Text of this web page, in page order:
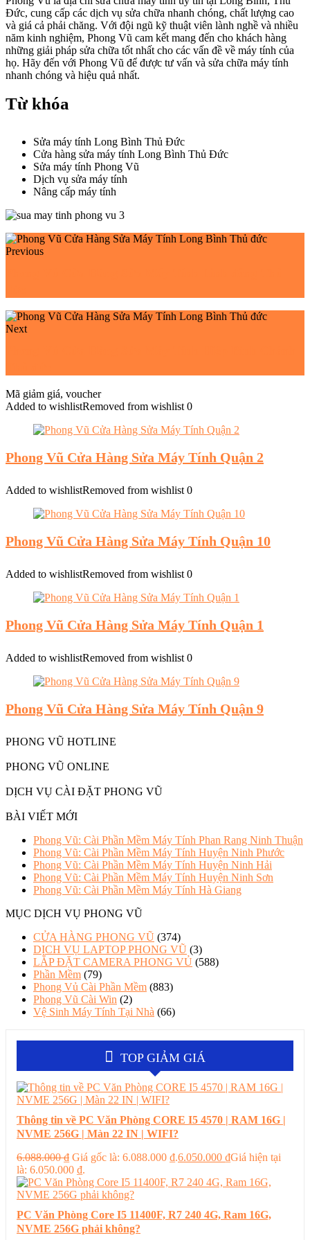
Đức, cung cấp các dịch vụ sửa chữa nhanh chóng, chất lượng cao
và giá cả phải chăng. Với đội ngũ kỹ thuật viên lành nghề và nhiều
năm kinh nghiệm, Phong Vũ cam kết mang đến cho khách hàng
những giải pháp sửa chữa tốt nhất cho các vấn đề về máy tính của
họ. Hãy đến với Phong Vũ để được tư vấn và sửa chữa máy tính
nhanh chóng và hiệu quả nhất.
Từ khóa
Sửa máy tính Long Bình Thủ Đức
Cửa hàng sửa máy tính Long Bình Thủ Đức
Sửa máy tính Phong Vũ
Dịch vụ sửa máy tính
Nâng cấp máy tính
Previous
Next
Mã giảm giá, voucher
Added to wishlistRemoved from wishlist 0
Phong Vũ Cửa Hàng Sửa Máy Tính Quận 2
Added to wishlistRemoved from wishlist 0
Phong Vũ Cửa Hàng Sửa Máy Tính Quận 10
Added to wishlistRemoved from wishlist 0
Phong Vũ Cửa Hàng Sửa Máy Tính Quận 1
Added to wishlistRemoved from wishlist 0
Phong Vũ Cửa Hàng Sửa Máy Tính Quận 9
PHONG VŨ HOTLINE
PHONG VŨ ONLINE
DỊCH VỤ CÀI ĐẶT PHONG VŨ
BÀI VIẾT MỚI
Phong Vũ: Cài Phần Mềm Máy Tính Phan Rang Ninh Thuận
Phong Vũ: Cài Phần Mềm Máy Tính Huyện Ninh Phước
Phong Vũ: Cài Phần Mềm Máy Tính Huyện Ninh Hải
Phong Vũ: Cài Phần Mềm Máy Tính Huyện Ninh Sơn
Phong Vũ: Cài Phần Mềm Máy Tính Hà Giang
MỤC DỊCH VỤ PHONG VŨ
CỬA HÀNG PHONG VŨ (374)
DỊCH VỤ LAPTOP PHONG VŨ (3)
LẮP ĐẶT CAMERA PHONG VỦ (588)
Phần Mềm (79)
Phong Vủ Cài Phần Mềm (883)
Phong Vũ Cài Win (2)
Vệ Sinh Máy Tính Tại Nhà (66)
TOP GIẢM GIÁ
Thông tin về PC Văn Phòng CORE I5 4570 | RAM 16G |
NVME 256G | Màn 22 IN | WIFI?
6.088.000₫ Giá gốc là: 6.088.000 ₫.6.050.000 ₫Giá hiện tại
là: 6.050.000 ₫.
PC Văn Phòng Core I5 11400F, R7 240 4G, Ram 16G,
NVME 256G phải không?